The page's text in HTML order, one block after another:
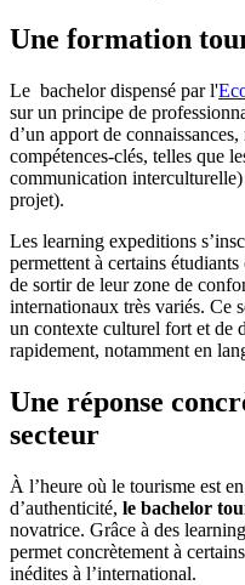
Une formation
Le bachelor dispensé par l'
sur un principe de
d’un apport de
compétences-clés, telles que
communication
projet).
Les learning expeditions
permettent à certains étudiants
de sortir de leur zone de
internationaux très variés. Ce
un contexte culturel fort et de
rapidement, notamment en
Une réponse
secteur
À l’heure où le tourisme est
d’authenticité, le bachelor
novatrice. Grâce à des
permet concrètement à
inédites à l’international.